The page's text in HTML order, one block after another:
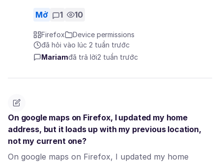
Mở 1 10
Firefox
Device permissions
đã hỏi vào lúc 2 tuần trước
Mariamđã trả lời2 tuần trước
On google maps on Firefox, I updated my home
address, but it loads up with my previous location,
not my current one?
On google maps on Firefox, I updated my home